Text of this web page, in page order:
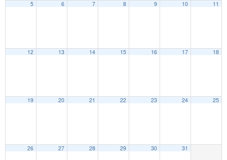
5 6 7 8 9 10 11
12 13 14 15 16 17 18
19 20 21 22 23 24 25
26 27 28 29 30 31